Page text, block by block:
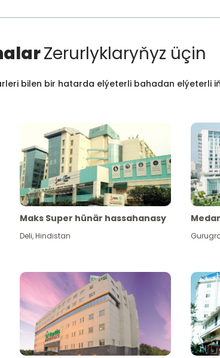
Zerurlyklaryňyz üçin
bilen bir hatarda elýeterli bahadan elýeterli
Maks Super hünär hassahanasy
Deli,Hindistan